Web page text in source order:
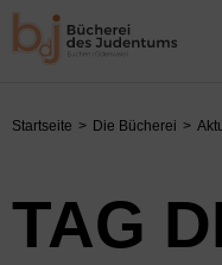
Startseite Die Bücherei
TAG